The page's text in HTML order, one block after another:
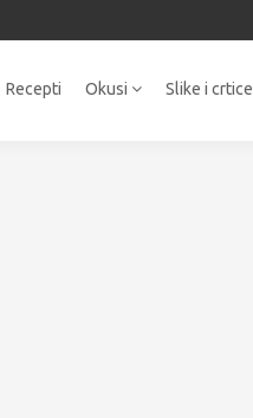
Recepti Okusi Slike i crtice